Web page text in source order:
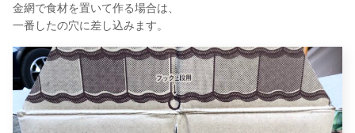
金網で食材を置いて作る場合は、
一番したの穴に差し込みます。